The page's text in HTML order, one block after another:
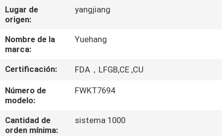
SOBRE
NOSOTROS
VIAJE
DE
LA
FÁBRICA
Lugar de
origen:
yangjiang
Nombre de la
marca:
Yuehang
Certificación: FDA，LFGB,CE ,CU
Número de
modelo:
FWKT7694
Cantidad de
orden mínima:
sistema 1000